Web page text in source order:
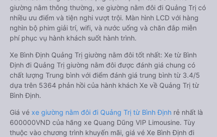
giường nằm thông thường, xe giường nằm đôi đi Quảng Trị có
nhiều ưu điểm và tiện nghi vượt trội. Màn hình LCD với hàng
nghìn bộ phim giải trí, wifi, và nước uống và chăn đắp miễn
phí phục vụ hành khách suốt hành trình.
Xe Bình Định Quảng Trị giường nằm đôi tốt nhất: Xe từ Bình
Định đi Quảng Trị giường nằm đôi được đánh giá chung có
chất lượng Trung bình với điểm đánh giá trung bình từ 3.4/5
dựa trên 5364 phản hồi của hành khách Xe về Quảng Trị từ
Bình Định.
Giá vé xe giường nằm đôi đi Quảng Trị từ Bình Định rẻ nhất là
600000VND của hãng xe Quang Dũng VIP Limousine. Tùy
thuộc vào chương trình khuyến mãi, giá vé Xe Bình Định đi